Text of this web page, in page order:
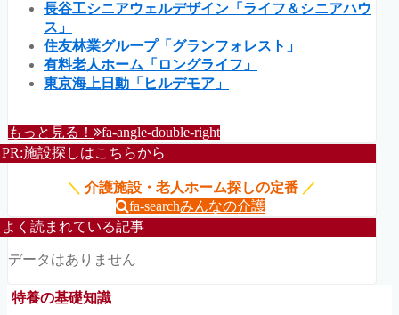
長谷工シニアウェルデザイン「ライフ＆シニアハウ
ス」
住友林業グループ「グランフォレスト」
有料老人ホーム「ロングライフ」
東京海上日動「ヒルデモア」
もっと見る！ fa-angle-double-right
PR:施設探しはこちらから
＼ 介護施設・老人ホーム探しの定番 ／
fa-searchみんなの介護
よく読まれている記事
データはありません
特養の基礎知識